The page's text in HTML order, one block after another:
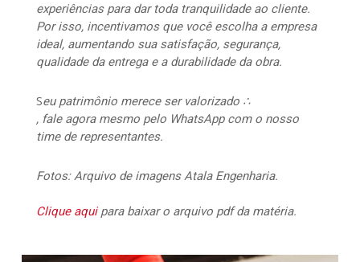
experiências para dar toda tranquilidade ao cliente.
Por isso, incentivamos que você escolha a empresa
ideal, aumentando sua satisfação, segurança,
qualidade da entrega e a durabilidade da obra.
Seu patrimônio merece ser valorizado ∴
, fale agora mesmo pelo WhatsApp com o nosso
time de representantes.
Fotos: Arquivo de imagens Atala Engenharia.
Clique aquipara baixar o arquivo pdf da matéria.